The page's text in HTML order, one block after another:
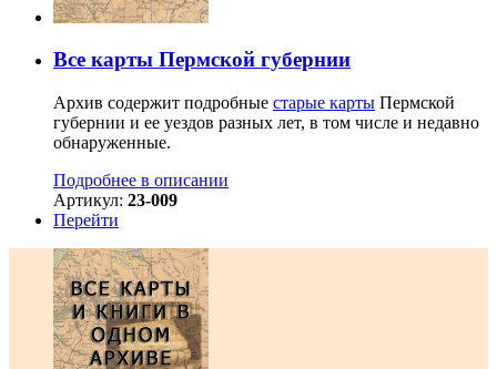
Все карты Пермской губернии
Архив содержит подробные старые карты Пермской
губернии и ее уездов разных лет, в том числе и недавно
обнаруженные.
Подробнее в описании
Артикул: 23-009
Перейти